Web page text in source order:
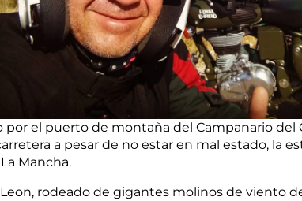
el puerto de montaña del Campanario del
a pesar de no estar en mal estado, la
Mancha.
rodeado de gigantes molinos de viento